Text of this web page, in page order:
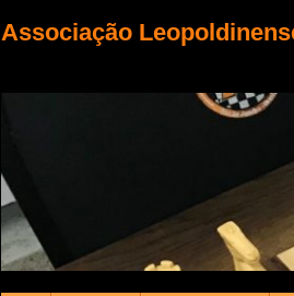
Associação